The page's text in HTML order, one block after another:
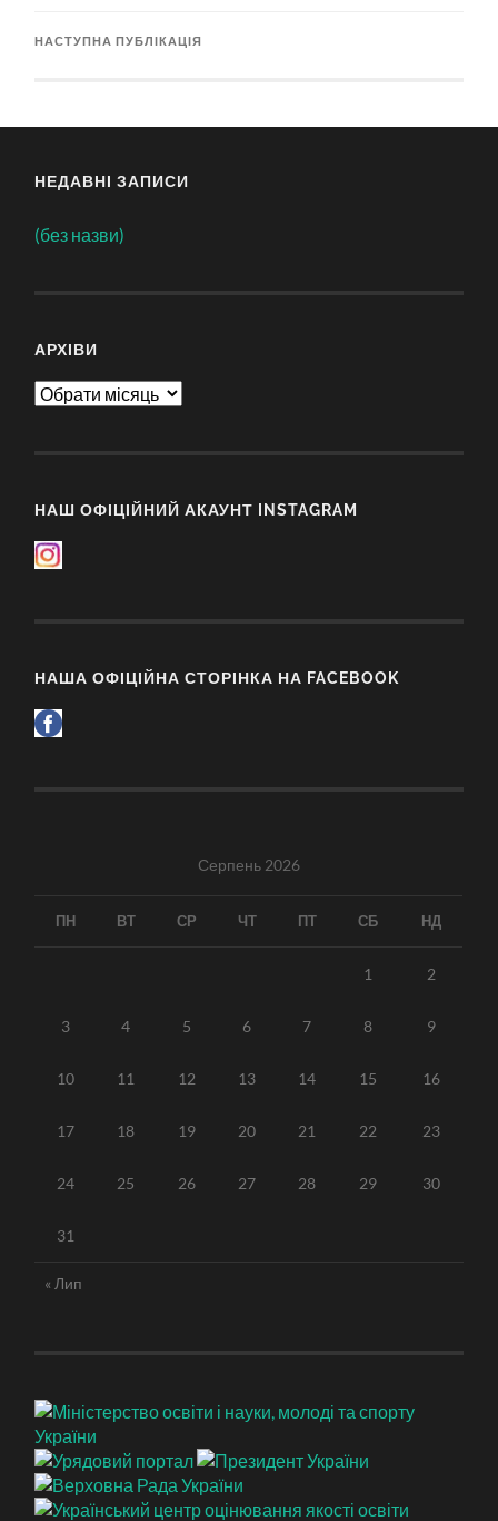
НАСТУПНА ПУБЛІКАЦІЯ
НЕДАВНІ ЗАПИСИ
(без назви)
АРХІВИ
Архіви
НАШ ОФІЦІЙНИЙ АКАУНТ INSTAGRAM
НАША ОФІЦІЙНА СТОРІНКА НА FACEBOOK
Серпень 2026
ПН ВТ СР ЧТ ПТ СБ НД
1 2
3 4 5 6 7 8 9
10 11 12 13 14 15 16
17 18 19 20 21 22 23
24 25 26 27 28 29 30
31
« Лип